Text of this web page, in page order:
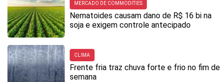
MERCADO DE COMMODITIES
Nematoides causam dano de R$ 16 bi na
soja e exigem controle antecipado
CLIMA
Frente fria traz chuva forte e frio no fim de
semana